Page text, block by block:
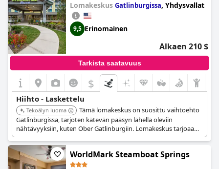
Lomakeskus Gatlinburgissa, Yhdysvallat
9,5 Erinomainen
Alkaen 210 $
Tarkista saatavuus
$
Hiihto - Laskettelu
Tekoälyn luoma
Tämä lomakeskus on suosittu vaihtoehto
Gatlinburgissa, tarjoten kätevän pääsyn lähellä oleviin
nähtävyyksiin, kuten Ober Gatlinburgiin. Lomakeskus tarjoaa
mukavan majoituksen ja erilaisia mukavuuksia
talviaktiviteeteista kiinnostuneille vieraille.
WorldMark Steamboat Springs